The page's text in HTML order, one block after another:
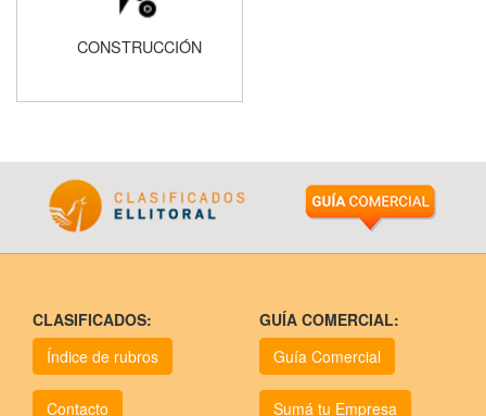
CONSTRUCCIÓN
CLASIFICADOS:
Índice de rubros
Contacto
GUÍA COMERCIAL:
Guía Comercial
Sumá tu Empresa